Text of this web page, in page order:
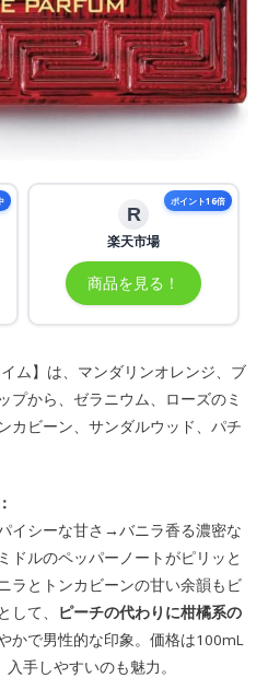
ポイント16倍
R
楽天市場
商品を見る！
ム】は、マンダリンオレンジ、ブ
プから、ゼラニウム、ローズのミ
カビーン、サンダルウッド、パチ
イシーな甘さ→バニラ香る濃密な
ドルのペッパーノートがピリッと
ラとトンカビーンの甘い余韻もビ
して、
ピーチの代わりに柑橘系の
かで男性的な印象。価格は100mL
手しやすいのも魅力。